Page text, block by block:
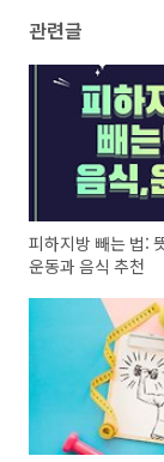
관련글
피하지방 빼는 법:
운동과 음식 추천